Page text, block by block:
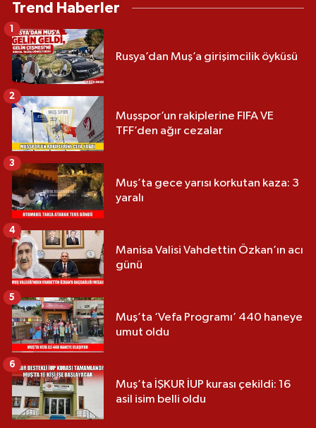
Trend Haberler
Rusya’dan Muş’a girişimcilik öyküsü
1
Muşspor’un rakiplerine FIFA VE
TFF’den ağır cezalar
2
Muş’ta gece yarısı korkutan kaza: 3
yaralı
3
Manisa Valisi Vahdettin Özkan’ın acı
günü
4
Muş’ta ‘Vefa Programı’ 440 haneye
umut oldu
5
Muş’ta İŞKUR İUP kurası çekildi: 16
asil isim belli oldu
6